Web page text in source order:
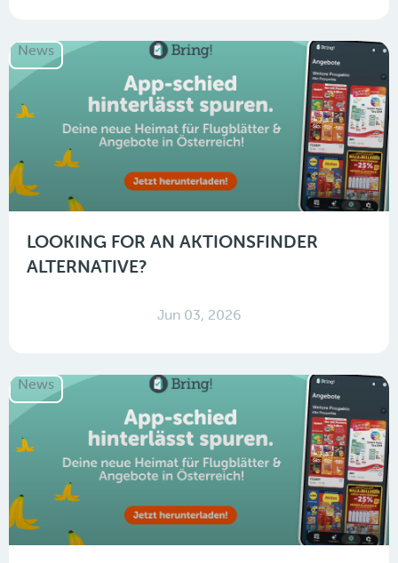
News
LOOKING FOR AN AKTIONSFINDER
ALTERNATIVE?
Jun 03, 2026
News